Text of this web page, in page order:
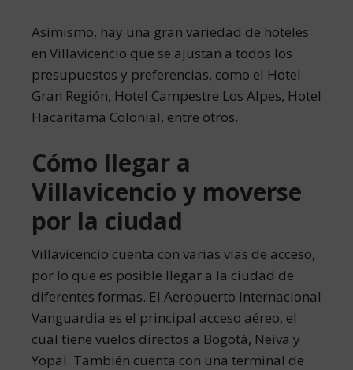
Asimismo, hay una gran variedad de hoteles
en Villavicencio que se ajustan a todos los
presupuestos y preferencias, como el Hotel
Gran Región, Hotel Campestre Los Alpes, Hotel
Hacaritama Colonial, entre otros.
Cómo llegar a
Villavicencio y moverse
por la ciudad
Villavicencio cuenta con varias vías de acceso,
por lo que es posible llegar a la ciudad de
diferentes formas. El Aeropuerto Internacional
Vanguardia es el principal acceso aéreo, el
cual tiene vuelos directos a Bogotá, Neiva y
Yopal. También cuenta con una terminal de